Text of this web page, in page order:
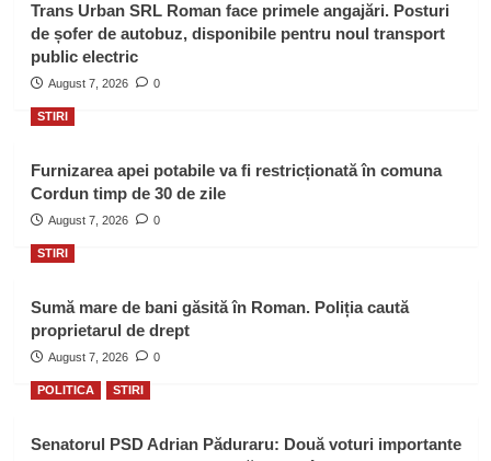
Trans Urban SRL Roman face primele angajări. Posturi
de șofer de autobuz, disponibile pentru noul transport
public electric
August 7, 2026 0
STIRI
Furnizarea apei potabile va fi restricționată în comuna
Cordun timp de 30 de zile
August 7, 2026 0
STIRI
Sumă mare de bani găsită în Roman. Poliția caută
proprietarul de drept
August 7, 2026 0
POLITICA STIRI
Senatorul PSD Adrian Păduraru: Două voturi importante